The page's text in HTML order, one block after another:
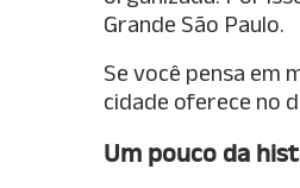
Grande São Paulo.
Se você pensa em
cidade oferece no
Um pouco da